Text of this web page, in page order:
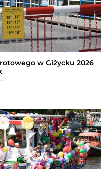
w Giżycku 2026